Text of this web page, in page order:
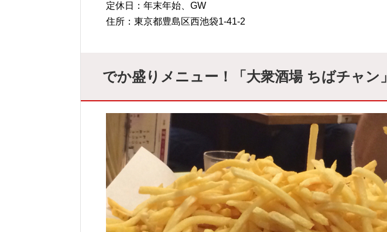
定休日：年末年始、GW
住所：東京都豊島区西池袋1-41-2
でか盛りメニュー！「大衆酒場 ちばチャン」